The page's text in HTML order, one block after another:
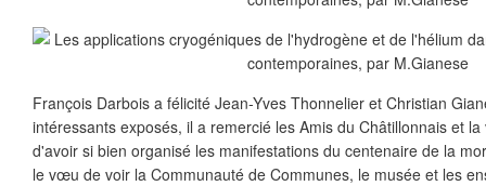
François Darbois a félicité Jean-Yves Thonnelier et Christian
intéressants exposés, il a remercié les Amis du Châtillonnais et
d'avoir si bien organisé les manifestations du centenaire de la
le vœu de voir la Communauté de Communes, le musée et les